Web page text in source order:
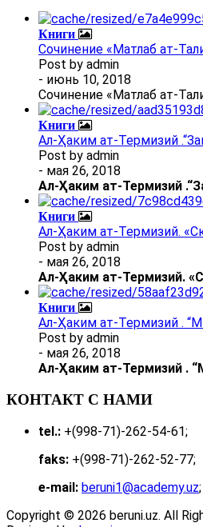
Книги
Сочинение «Матлаб ат-
Post by admin
- июнь 10, 2018
Сочинение «Матлаб ат-
Книги
Ал-Ҳаким ат-Термизий
Post by admin
- мая 26, 2018
Ал-Ҳаким ат-Термизий .
Книги
Ал-Ҳаким ат-Термизий.
Post by admin
- мая 26, 2018
Ал-Ҳаким ат-Термизий.
Книги
Ал-Ҳаким ат-Термизий .
Post by admin
- мая 26, 2018
Ал-Ҳаким ат-Термизий .
КОНТАКТ С НАМИ
tel.: +(998-71)-262-54-61;
faks: +(998-71)-262-52-77;
e-mail: beruni1@academy.uz;
Copyright © 2026 beruni.uz. All